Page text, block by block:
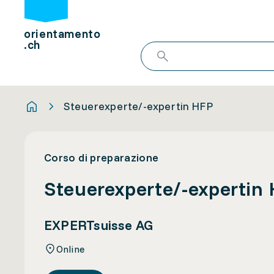
orientamento
.ch
Steuerexperte/-expertin HFP
Corso di preparazione
Steuerexperte/-expertin
EXPERTsuisse AG
Online